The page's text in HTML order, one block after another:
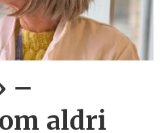
–
aldri